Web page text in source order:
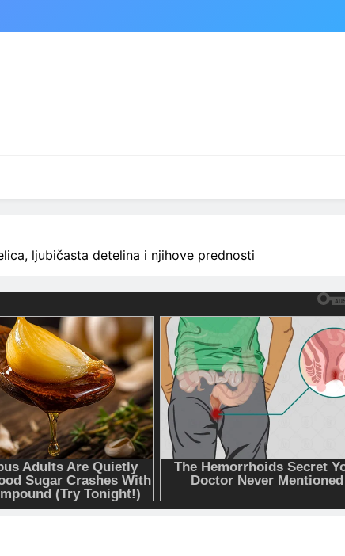
ljubičasta detelina i njihove prednosti